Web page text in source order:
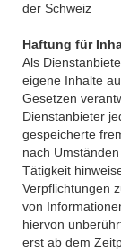
der Schweiz
Haftung für
Als
eigene Inhalte
Gesetzen
Dienstanbieter
gespeicherte
nach
Tätigkeit
Verpflichtungen
von
hiervon
erst ab dem